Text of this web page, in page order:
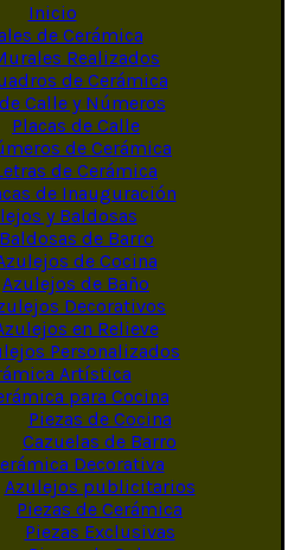
Inicio
de Cerámica
Realizados
de Cerámica
Calle y Números
Placas de Calle
de Cerámica
de Cerámica
de Inauguración
y Baldosas
Baldosas de Barro
de Cocina
Azulejos de Baño
Decorativos
en Relieve
Personalizados
Artística
para Cocina
Piezas de Cocina
Cazuelas de Barro
Decorativa
Azulejos publicitarios
Piezas de Cerámica
Piezas Exclusivas